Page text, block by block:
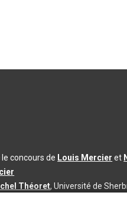
le concours de Louis Mercier et
Théoret, Université de